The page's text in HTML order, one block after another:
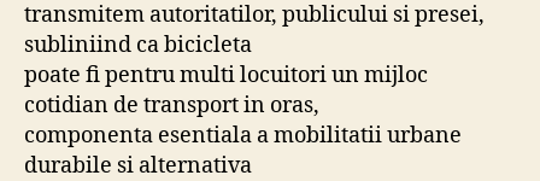
transmitem autoritatilor, publicului si presei,
subliniind ca bicicleta
poate fi pentru multi locuitori un mijloc
cotidian de transport in oras,
componenta esentiala a mobilitatii urbane
durabile si alternativa